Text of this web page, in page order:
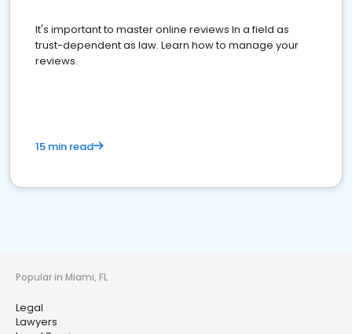
It's important to master online reviews In a field as
trust-dependent as law. Learn how to manage your
reviews.
15 min read
Popular in Miami, FL
Legal
Lawyers